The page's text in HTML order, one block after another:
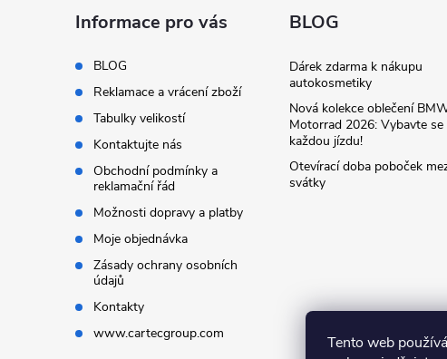
Tento web
Informace pro vás
BLOG
Reklamace a vrácení zboží
Tabulky velikostí
Kontaktujte nás
Obchodní podmínky a
reklamační řád
Možnosti dopravy a platby
Moje objednávka
Zásady ochrany osobních
údajů
Kontakty
www.cartecgroup.com
BLOG
Dárek zdarma k nákupu
autokosmetiky
Nová kolekce oblečení
Motorrad 2026: Vybavte se
každou jízdu!
Otevírací doba poboček
svátky